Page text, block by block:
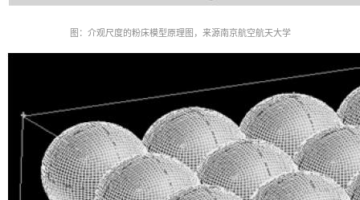
图：介观尺度的粉床模型原理图， 来源南京航空航天大学